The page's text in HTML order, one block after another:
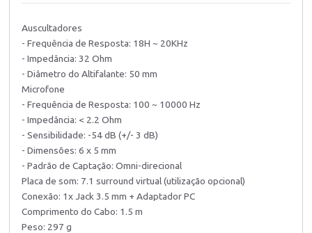
Auscultadores
- Frequência de Resposta: 18H ~ 20KHz
- Impedância: 32 Ohm
- Diâmetro do Altifalante: 50 mm
Microfone
- Frequência de Resposta: 100 ~ 10000 Hz
- Impedância: < 2.2 Ohm
- Sensibilidade: -54 dB (+/- 3 dB)
- Dimensões: 6 x 5 mm
- Padrão de Captação: Omni-direcional
Placa de som: 7.1 surround virtual (utilização opcional)
Conexão: 1x Jack 3.5 mm + Adaptador PC
Comprimento do Cabo: 1.5 m
Peso: 297 g